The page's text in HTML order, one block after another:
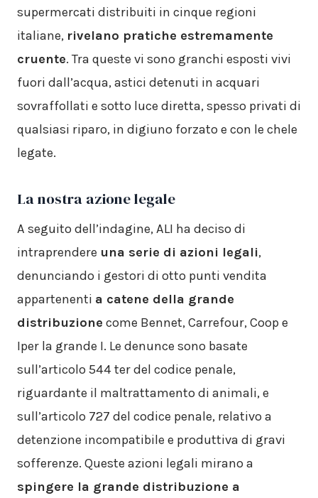
supermercati distribuiti in cinque regioni
italiane, rivelano pratiche estremamente
cruente. Tra queste vi sono granchi esposti vivi
fuori dall’acqua, astici detenuti in acquari
sovraffollati e sotto luce diretta, spesso privati di
qualsiasi riparo, in digiuno forzato e con le chele
legate.
La nostra azione legale
A seguito dell’indagine, ALI ha deciso di
intraprendere una serie di azioni legali,
denunciando i gestori di otto punti vendita
appartenenti a catene della grande
distribuzione come Bennet, Carrefour, Coop e
Iper la grande I. Le denunce sono basate
sull’articolo 544 ter del codice penale,
riguardante il maltrattamento di animali, e
sull’articolo 727 del codice penale, relativo a
detenzione incompatibile e produttiva di gravi
sofferenze. Queste azioni legali mirano a
spingere la grande distribuzione a